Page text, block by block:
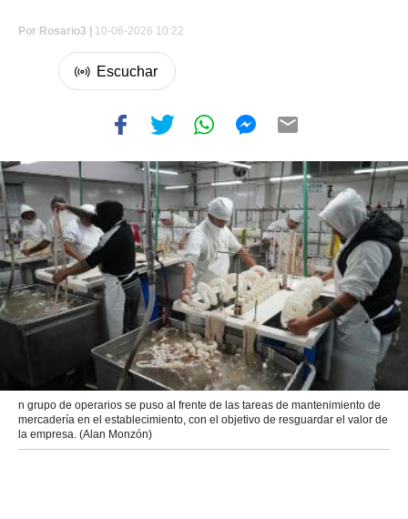
Por Rosario3 | 10-06-2026 10:22
n grupo de operarios se puso al frente de las tareas de mantenimiento de
mercadería en el establecimiento, con el objetivo de resguardar el valor de
la empresa. (Alan Monzón)